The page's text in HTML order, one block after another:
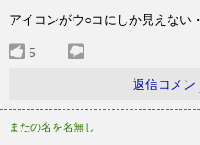
アイコンがウ○コにしか見えない
5
返信コメン
またの名を名無し